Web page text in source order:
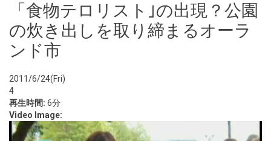
「食物テロリスト｣の出現？公園
の炊き出しを取り締まるオーラ
ンド市
2011/6/24(Fri)
4
再生時間: 6分
Video Image: